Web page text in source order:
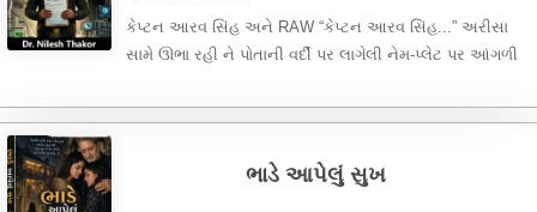
કેપ્ટન આરવ સિંહ અને RAW “કેપ્ટન આરવ સિંહ...” અરીસા
સામે ઊભા રહી ને પોતાની વર્દી પર લાગેલી નેમ-પ્લેટ પર આંગળી
ભાડે આપેલું સુખ